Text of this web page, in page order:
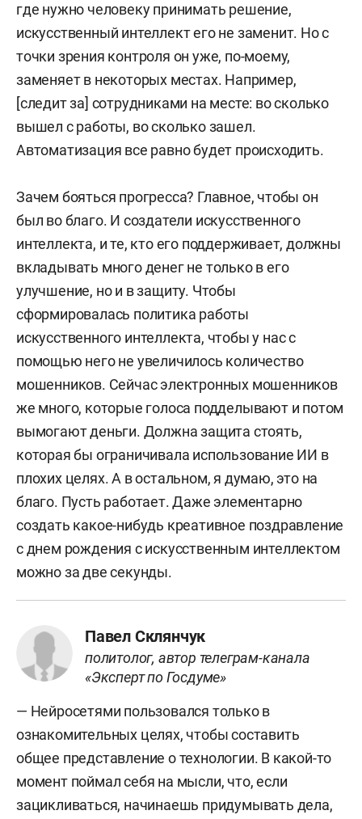
где нужно человеку принимать решение,
искусственный интеллект его не заменит. Но с
точки зрения контроля он уже, по-моему,
заменяет в некоторых местах. Например,
[следит за] сотрудниками на месте: во сколько
вышел с работы, во сколько зашел.
Автоматизация все равно будет происходить.
Зачем бояться прогресса? Главное, чтобы он
был во благо. И создатели искусственного
интеллекта, и те, кто его поддерживает, должны
вкладывать много денег не только в его
улучшение, но и в защиту. Чтобы
сформировалась политика работы
искусственного интеллекта, чтобы у нас с
помощью него не увеличилось количество
мошенников. Сейчас электронных мошенников
же много, которые голоса подделывают и потом
вымогают деньги. Должна защита стоять,
которая бы ограничивала использование ИИ в
плохих целях. А в остальном, я думаю, это на
благо. Пусть работает. Даже элементарно
создать какое-нибудь креативное поздравление
с днем рождения с искусственным интеллектом
можно за две секунды.
Павел Склянчук
политолог, автор телеграм-канала
«Эксперт по Госдуме»
— Нейросетями пользовался только в
ознакомительных целях, чтобы составить
общее представление о технологии. В какой-то
момент поймал себя на мысли, что, если
зацикливаться, начинаешь придумывать дела,